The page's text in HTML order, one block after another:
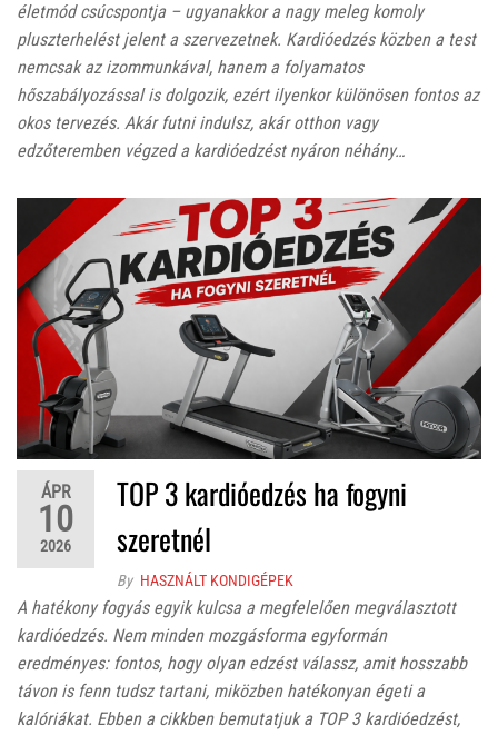
életmód csúcspontja – ugyanakkor a nagy meleg komoly
pluszterhelést jelent a szervezetnek. Kardióedzés közben a test
nemcsak az izommunkával, hanem a folyamatos
hőszabályozással is dolgozik, ezért ilyenkor különösen fontos az
okos tervezés. Akár futni indulsz, akár otthon vagy
edzőteremben végzed a kardióedzést nyáron néhány…
ÁPR
10
2026
TOP 3 kardióedzés ha fogyni
szeretnél
By HASZNÁLT KONDIGÉPEK
A hatékony fogyás egyik kulcsa a megfelelően megválasztott
kardióedzés. Nem minden mozgásforma egyformán
eredményes: fontos, hogy olyan edzést válassz, amit hosszabb
távon is fenn tudsz tartani, miközben hatékonyan égeti a
kalóriákat. Ebben a cikkben bemutatjuk a TOP 3 kardióedzést,